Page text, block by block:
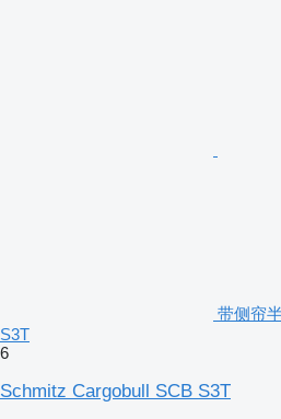
带侧帘
S3T
6
Schmitz Cargobull SCB S3T